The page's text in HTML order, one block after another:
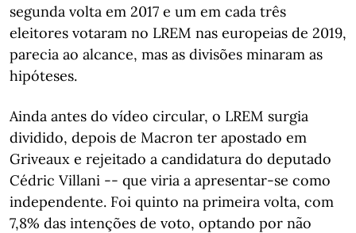
segunda volta em 2017 e um em cada três
eleitores votaram no LREM nas europeias de 2019,
parecia ao alcance, mas as divisões minaram as
hipóteses.
Ainda antes do vídeo circular, o LREM surgia
dividido, depois de Macron ter apostado em
Griveaux e rejeitado a candidatura do deputado
Cédric Villani -- que viria a apresentar-se como
independente. Foi quinto na primeira volta, com
7,8% das intenções de voto, optando por não